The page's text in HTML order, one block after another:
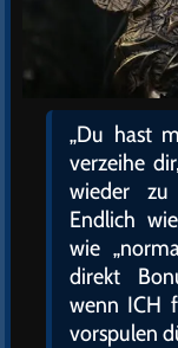
„Du hast
verzeihe
wieder zu
Endlich
wie
direkt
wenn ICH
vorspulen